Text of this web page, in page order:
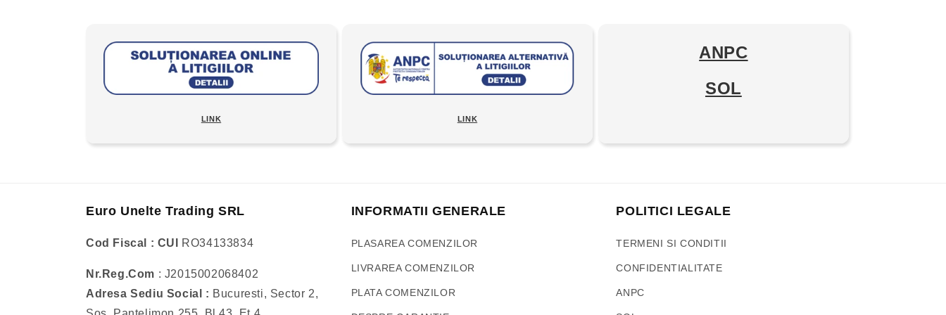
LINK LINK
ANPC
SOL
Euro Unelte Trading SRL
Cod Fiscal : CUI RO34133834
Nr.Reg.Com : J2015002068402
Adresa Sediu Social : Bucuresti, Sector 2,
INFORMATII GENERALE
PLASAREA COMENZILOR
LIVRAREA COMENZILOR
PLATA COMENZILOR
POLITICI LEGALE
TERMENI SI CONDITII
CONFIDENTIALITATE
ANPC